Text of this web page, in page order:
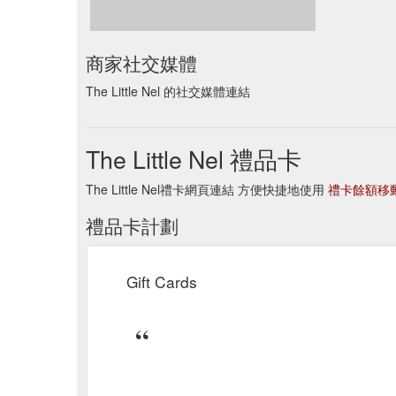
商家社交媒體
The Little Nel 的社交媒體連結
The Little Nel 禮品卡
The Little Nel禮卡網頁連結 方便快捷地使用 禮卡餘額移
禮品卡計劃
Gift Cards